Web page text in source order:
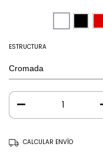
ESTRUCTURA
CALCULAR ENVÍO